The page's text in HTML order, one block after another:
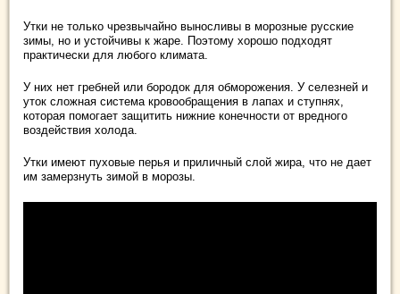
Утки не только чрезвычайно выносливы в морозные русские
зимы, но и устойчивы к жаре. Поэтому хорошо подходят
практически для любого климата.
У них нет гребней или бородок для обморожения. У селезней и
уток сложная система кровообращения в лапах и ступнях,
которая помогает защитить нижние конечности от вредного
воздействия холода.
Утки имеют пуховые перья и приличный слой жира, что не дает
им замерзнуть зимой в морозы.